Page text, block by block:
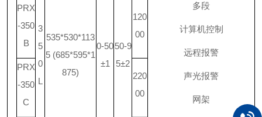
多段
计算机控制
远程报警
声光报警
网架
3
5
0
L
535*530*113
5 (685*595*1
875)
0-50
±1
50-9
5±2
PRX
-350
B
120
00
PRX
-350
C
220
00